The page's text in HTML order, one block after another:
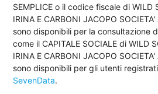
SEMPLICE o il codice fiscale di WILD
IRINA E CARBONI JACOPO
sono disponibili per la consultazione
come il CAPITALE SOCIALE di WILD
IRINA E CARBONI JACOPO
sono disponibili per gli utenti
SevenData.